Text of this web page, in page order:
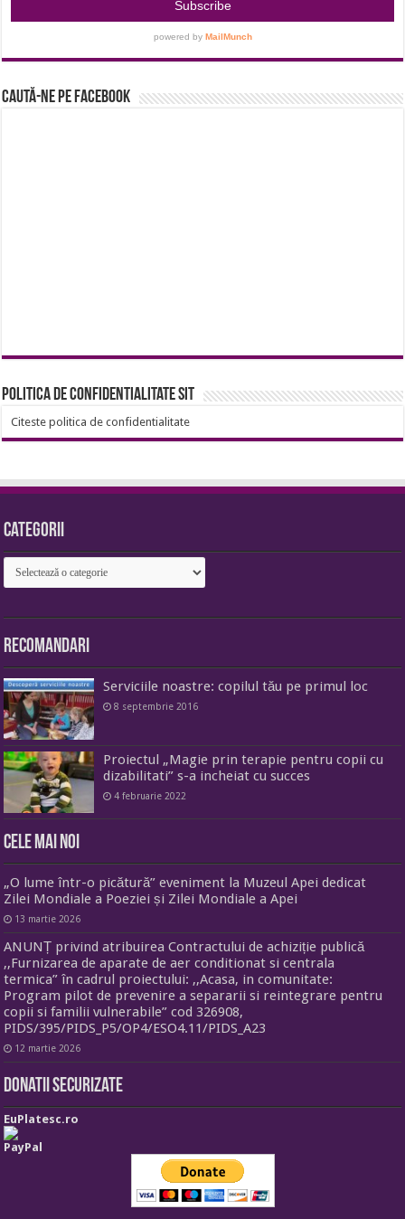
Caută-ne pe Facebook
Politica de confidentialitate sit
Citeste politica de confidentialitate
Categorii
Categorii
Recomandari
Serviciile noastre: copilul tău pe primul loc
8 septembrie 2016
Proiectul „Magie prin terapie pentru copii cu
dizabilitati” s-a incheiat cu succes
4 februarie 2022
Cele mai noi
„O lume într-o picătură” eveniment la Muzeul Apei dedicat
Zilei Mondiale a Poeziei și Zilei Mondiale a Apei
13 martie 2026
ANUNȚ privind atribuirea Contractului de achiziție publică
,,Furnizarea de aparate de aer conditionat si centrala
termica” în cadrul proiectului: ,,Acasa, in comunitate:
Program pilot de prevenire a separarii si reintegrare pentru
copii si familii vulnerabile” cod 326908,
PIDS/395/PIDS_P5/OP4/ESO4.11/PIDS_A23
12 martie 2026
Donatii securizate
EuPlatesc.ro
PayPal